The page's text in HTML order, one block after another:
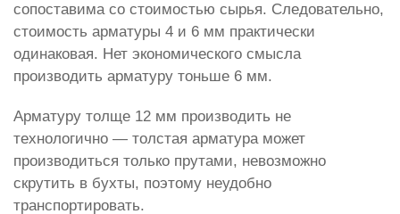
сопоставима со стоимостью сырья. Следовательно,
стоимость арматуры 4 и 6 мм практически
одинаковая. Нет экономического смысла
производить арматуру тоньше 6 мм.
Арматуру толще 12 мм производить не
технологично — толстая арматура может
производиться только прутами, невозможно
скрутить в бухты, поэтому неудобно
транспортировать.